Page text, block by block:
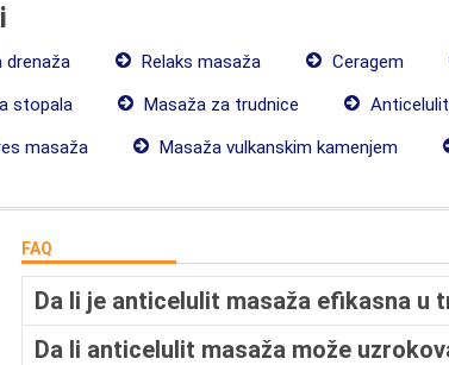
drenaža Relaks masaža Ceragem
stopala
Masaža za trudnice
masaža
Masaža vulkanskim kamenjem
FAQ
Da li je anticelulit masaža efikasna u
Da li anticelulit masaža može